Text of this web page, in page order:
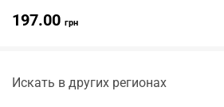
197.00 грн
Искать в других регионах